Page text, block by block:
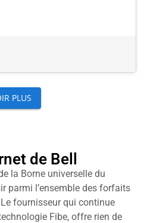
de Bell
la Borne universelle du
parmi l’ensemble des forfaits
fournisseur qui continue
Fibe, offre rien de